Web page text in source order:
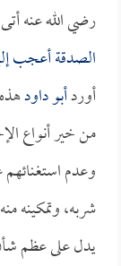
رضي الله عنه
الصدقة أعجب
أوردأبو داود
من خير أنواع
وعدم استغنائهم
شربه، وتمكينه
يدل على عظم شأن